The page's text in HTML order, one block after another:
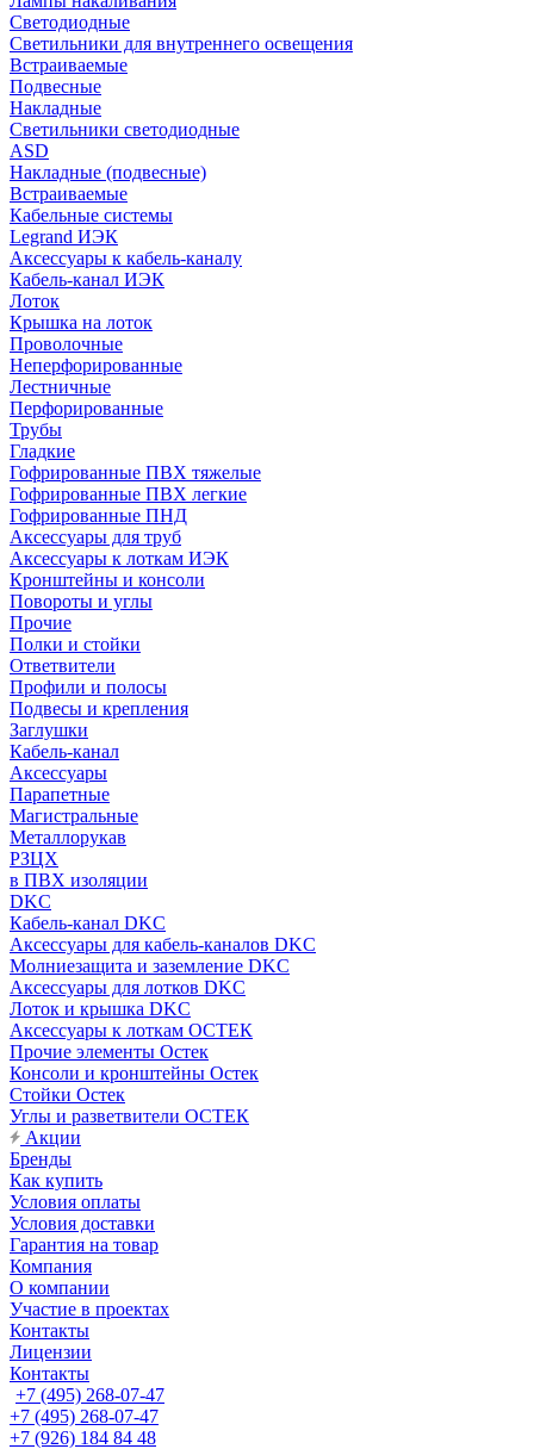
Светодиодные
Светильники для внутреннего освещения
Встраиваемые
Подвесные
Накладные
Светильники светодиодные
ASD
Накладные (подвесные)
Встраиваемые
Кабельные системы
Legrand ИЭК
Аксессуары к кабель-каналу
Кабель-канал ИЭК
Лоток
Крышка на лоток
Проволочные
Неперфорированные
Лестничные
Перфорированные
Трубы
Гладкие
Гофрированные ПВХ тяжелые
Гофрированные ПВХ легкие
Гофрированные ПНД
Аксессуары для труб
Аксессуары к лоткам ИЭК
Кронштейны и консоли
Повороты и углы
Прочие
Полки и стойки
Ответвители
Профили и полосы
Подвесы и крепления
Заглушки
Кабель-канал
Аксессуары
Парапетные
Магистральные
Металлорукав
РЗЦХ
в ПВХ изоляции
DKC
Кабель-канал DKC
Аксессуары для кабель-каналов DKC
Молниезащита и заземление DKC
Аксессуары для лотков DKC
Лоток и крышка DKC
Аксессуары к лоткам ОСТЕК
Прочие элементы Остек
Консоли и кронштейны Остек
Стойки Остек
Углы и разветвители ОСТЕК
Акции
Бренды
Как купить
Условия оплаты
Условия доставки
Гарантия на товар
Компания
О компании
Участие в проектах
Контакты
Лицензии
Контакты
+7 (495) 268-07-47
+7 (495) 268-07-47
+7 (926) 184 84 48